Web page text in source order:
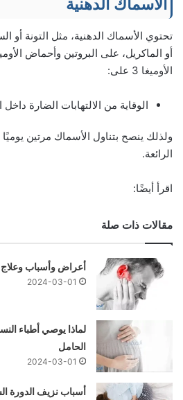
الأسماك الدهنية
تحتوي الأسماك الدهنية، مثل التونة أو
الأوميغا 3 على:
الوقاية من الالتهابات الضارة
ولذلك ينصح بتناول الأسماك مرتين
الرائعة.
اقرأ أيضًا:
مقالات ذات صلة
أعراض وأسباب وعلاج
2024-03-01
لماذا يوصي أطباء
الحامل
2024-03-01
أسباب نزيف الدورة